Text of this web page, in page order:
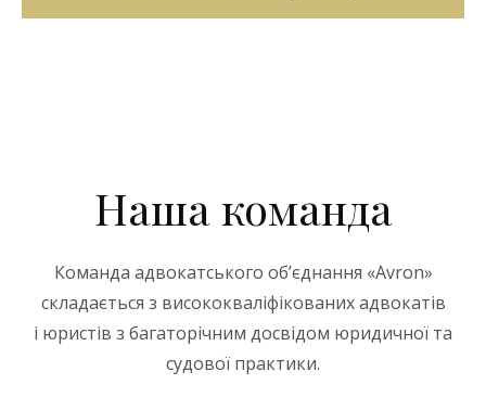
Наша команда
Команда адвокатського об’єднання «Avron»
складається з висококваліфікованих адвокатів
і юристів з багаторічним досвідом юридичної та
судової практики.